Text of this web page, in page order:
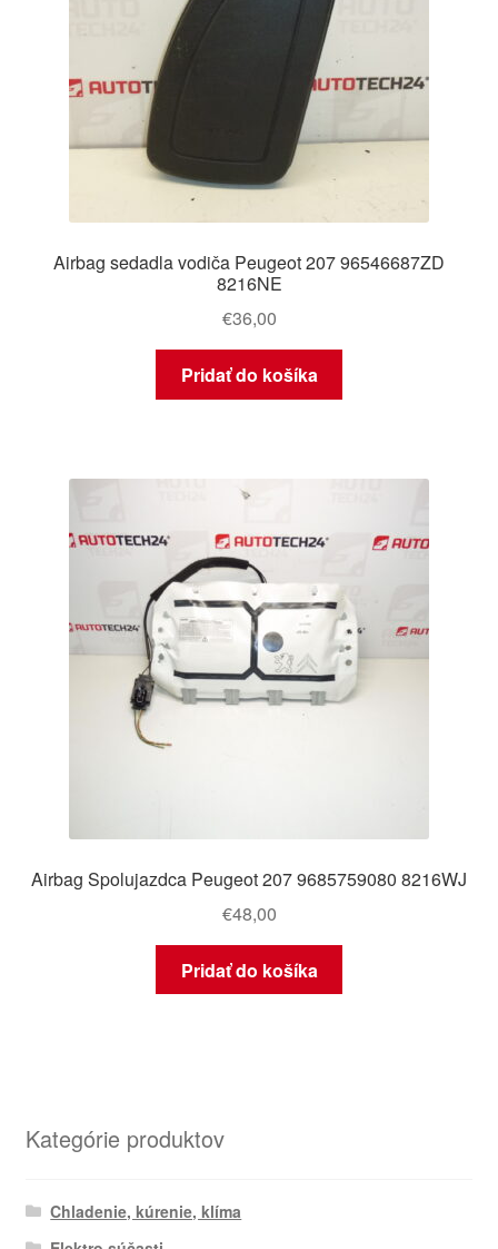
Airbag sedadla vodiča Peugeot 207 96546687ZD
8216NE
€36,00
Pridať do košíka
Airbag Spolujazdca Peugeot 207 9685759080 8216WJ
€48,00
Pridať do košíka
Kategórie produktov
Chladenie, kúrenie, klíma